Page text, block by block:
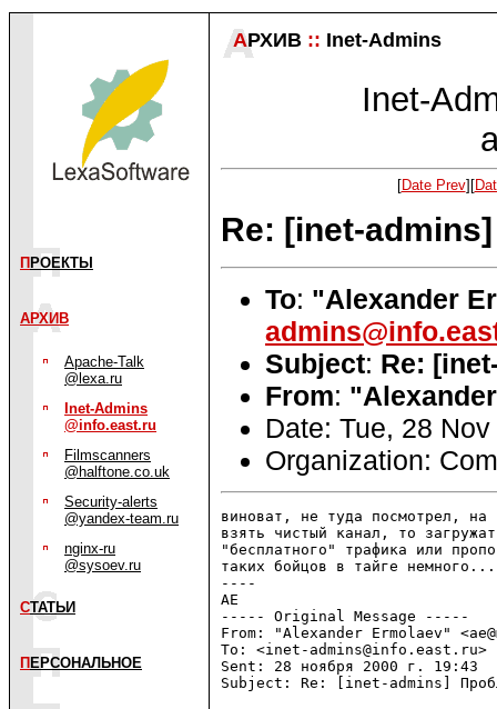
П РОЕКТЫ
АРХИВ
Apache-Talk
@lexa.ru
Inet-Admins
@info.east.ru
Filmscanners
@halftone.co.uk
Security-alerts
@yandex-team.ru
nginx-ru
@sysoev.ru
СТАТЬИ
П ЕРСОНАЛЬНОЕ
АРХИВ :: Inet-Admins
Inet-
[Date Prev][
Re: [inet-
To: "Alexander
Subject: Re:
From:
Date: Tue, 28
Organization:
виноват, не туда посмотрел,
взять чистый канал, то
"бесплатного" трафика или
таких бойцов в тайге
----
AE
----- Original Message -----
From: "Alexander Ermolaev"
To: <inet-admins@info.east.ru>
Sent: 28 ноября 2000 г. 19:43
Subject: Re: [inet-admins]